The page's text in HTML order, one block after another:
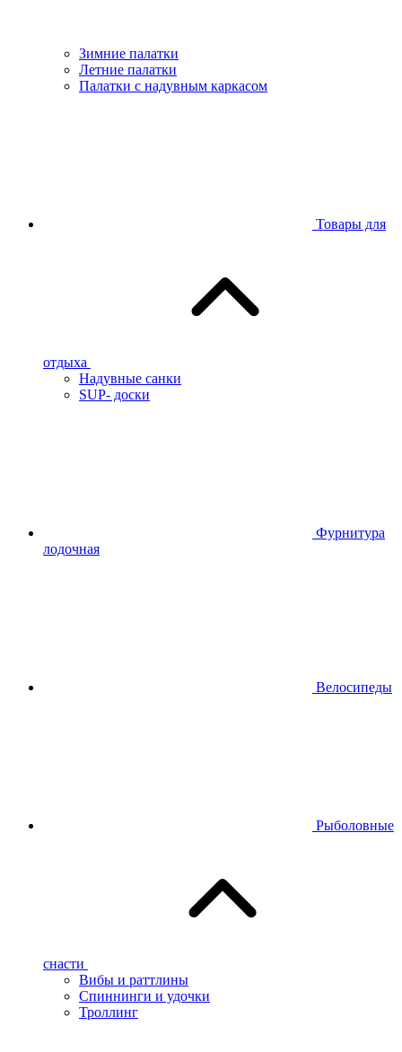
Зимние палатки
Летние палатки
Палатки с надувным каркасом
Товары для
отдыха
Надувные санки
SUP- доски
Фурнитура
лодочная
Велосипеды
Рыболовные
снасти
Вибы и раттлины
Спиннинги и удочки
Троллинг